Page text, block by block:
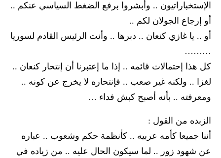
الإستخباراتيون .. وأبشروا برفع الضغط السياسي عنكم ..
أو إرجاع الجولان لكم ..
أو .. يا غازي كنعان .. دبرها .. وأنت الرئيس القادم لسوريا
………
كل هذا إحتمالات قائمه .. إذا ما إعتبرنا أن إنتحار كنعان ..
لغزا .. ولكنه غير صعب .. فإنتحاره لا يخرج عن كونه ..
ومعرفته .. بأنه أصبح كبش فداء …
الزبده من القول :
أننا جميعا كأمه عربيه .. كأنظمة حكم وشعوب .. عباره
عن شهود زور .. لما سيكون الحال عليه .. من زياده في